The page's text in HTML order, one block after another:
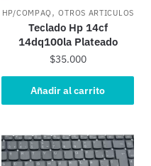
HP/COMPAQ ,OTROS ARTICULOS
Teclado Hp 14cf
14dq100la Plateado
$35.000
Añadir al carrito